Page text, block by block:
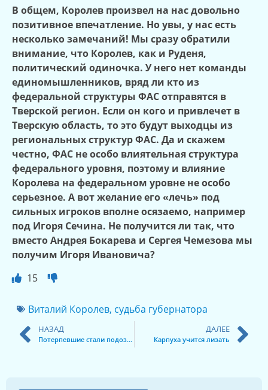
В общем, Королев произвел на нас довольно
позитивное впечатление. Но увы, у нас есть
несколько замечаний! Мы сразу обратили
внимание, что Королев, как и Руденя,
политический одиночка. У него нет команды
единомышленников, вряд ли кто из
федеральной структуры ФАС отправятся в
Тверской регион. Если он кого и привлечет в
Тверскую область, то это будут выходцы из
региональных структур ФАС. Да и скажем
честно, ФАС не особо влиятельная структура
федерального уровня, поэтому и влияние
Королева на федеральном уровне не особо
серьезное. А вот желание его «лечь» под
сильных игроков вполне осязаемо, например
под Игоря Сечина. Не получится ли так, что
вместо Андрея Бокарева и Сергея Чемезова мы
получим Игоря Ивановича?
15
Виталий Королев, судьба губернатора
НАЗАД
Потерпевшие стали подозреваемыми
ДАЛЕЕ
Карпуха учится лизать